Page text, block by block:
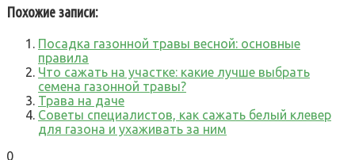
Похожие записи:
Посадка газонной травы весной: основные
правила
Что сажать на участке: какие лучше выбрать
семена газонной травы?
Трава на даче
Советы специалистов, как сажать белый клевер
для газона и ухаживать за ним
0